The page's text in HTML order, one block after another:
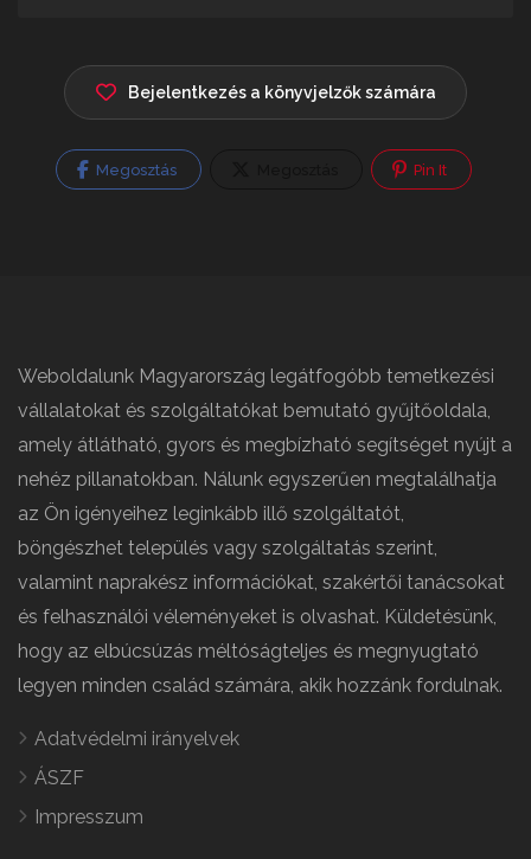
Bejelentkezés a könyvjelzők számára
Megosztás Pin It
Weboldalunk Magyarország legátfogóbb temetkezési
vállalatokat és szolgáltatókat bemutató gyűjtőoldala,
amely átlátható, gyors és megbízható segítséget nyújt a
nehéz pillanatokban. Nálunk egyszerűen megtalálhatja
az Ön igényeihez leginkább illő szolgáltatót,
böngészhet település vagy szolgáltatás szerint,
valamint naprakész információkat, szakértői tanácsokat
és felhasználói véleményeket is olvashat. Küldetésünk,
hogy az elbúcsúzás méltóságteljes és megnyugtató
legyen minden család számára, akik hozzánk fordulnak.
Adatvédelmi irányelvek
ÁSZF
Impresszum